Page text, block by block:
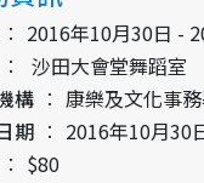
2016年10月30日 -
沙田大會堂舞蹈室
構
康樂及文化事
期
2016年10月30
$80